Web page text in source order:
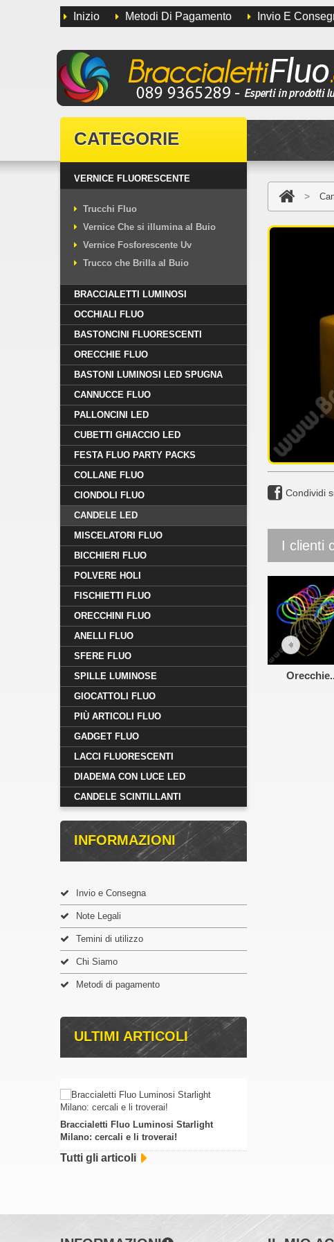
Inizio Metodi Di Pagamento Invio E
CATEGORIE
VERNICE FLUORESCENTE
Trucchi Fluo
Vernice Che si illumina al Buio
Vernice Fosforescente Uv
Trucco che Brilla al Buio
BRACCIALETTI LUMINOSI
OCCHIALI FLUO
BASTONCINI FLUORESCENTI
ORECCHIE FLUO
BASTONI LUMINOSI LED SPUGNA
CANNUCCE FLUO
PALLONCINI LED
CUBETTI GHIACCIO LED
FESTA FLUO PARTY PACKS
COLLANE FLUO
CIONDOLI FLUO
CANDELE LED
MISCELATORI FLUO
BICCHIERI FLUO
POLVERE HOLI
FISCHIETTI FLUO
ORECCHINI FLUO
ANELLI FLUO
SFERE FLUO
SPILLE LUMINOSE
GIOCATTOLI FLUO
PIÙ ARTICOLI FLUO
GADGET FLUO
LACCI FLUORESCENTI
DIADEMA CON LUCE LED
CANDELE SCINTILLANTI
INFORMAZIONI
Invio e Consegna
Note Legali
Temini di utilizzo
Chi Siamo
Metodi di pagamento
ULTIMI ARTICOLI
Braccialetti Fluo Luminosi Starlight
Milano: cercali e li troverai!
Tutti gli articoli
>
Condividi
I clienti